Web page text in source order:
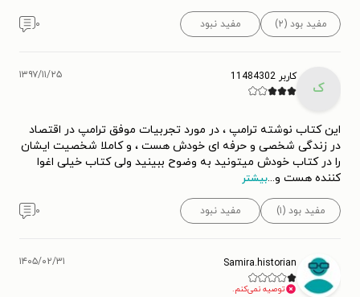
مفید بود (۲) مفید نبود ۰
ک
کاربر 11484302 ۱۳۹۷/۱۱/۲۵
این کتاب نوشته ترامپ ، در مورد تجربیات موفق ترامپ در اقتصاد
در زندگی شخصی و حرفه ای خودش هست ، و کاملا شخصیت ایشان
را در کتاب خودش میتونید به وضوح ببینید ولی کتاب خیلی اغوا
کننده هست و...بیشتر
مفید بود (۱) مفید نبود ۰
Samira.historian
توصیه نمی‌کنم.
۱۴۰۵/۰۲/۳۱